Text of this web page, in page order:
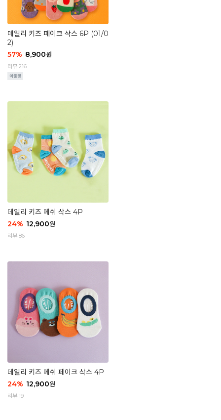
데일리 키즈 페이크 삭스 6P (01/0
2)
57% 8,900원
리뷰 216
데일리 키즈 메쉬 삭스 4P
24% 12,900원
리뷰 86
데일리 키즈 메쉬 페이크 삭스 4P
24% 12,900원
리뷰 19